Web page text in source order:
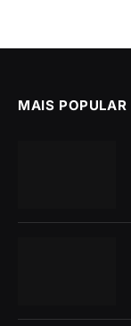
MAIS POPULAR